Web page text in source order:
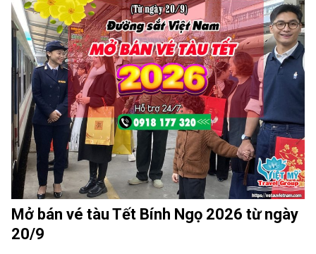
Mở bán vé tàu Tết Bính Ngọ 2026 từ ngày
20/9